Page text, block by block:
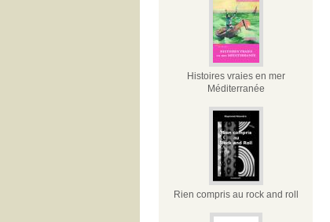
Histoires vraies en mer
Méditerranée
Rien compris au rock and roll